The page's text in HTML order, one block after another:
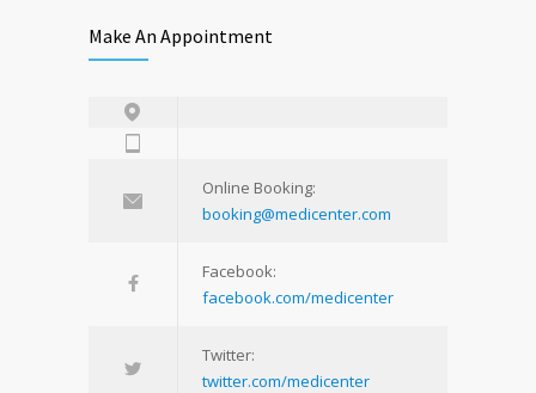
Make An Appointment
Online Booking:
booking@medicenter.com
Facebook:
facebook.com/medicenter
Twitter:
twitter.com/medicenter